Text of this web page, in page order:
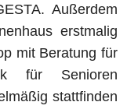
Außerdem
erstmalig
mit Beratung für
für Senioren
stattfinden